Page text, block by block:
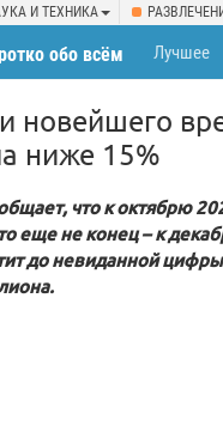
И ТЕХНИКА
обо всём Лучшее
новейшего
ниже 15%
что к октябрю
еще не конец – к
до невиданной